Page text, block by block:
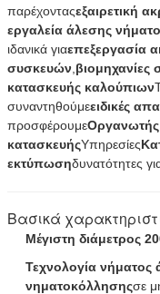
παρέχονταςεξαιρετική
εργαλεία άλεσης
ιδανικά γιαεπεξεργασία
συσκευών βιομηχανίες
κατασκευής καλούπιων
συναντηθούμεειδικές
προσφέρουμεΟργανωτής
κατασκευήςΥπηρεσίες
εκτύπωσηδυνατότητες
Βασικά
Μέγιστη διάμετρος
Τεχνολογία νήματος
νηματοκόλλησηςσε